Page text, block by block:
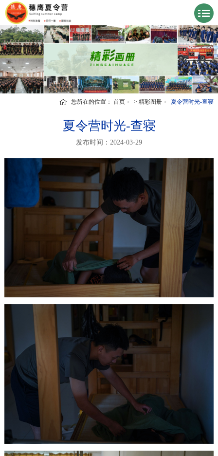
您所在的位置：首页 >精彩图册 夏令营时光-查寝
夏令营时光-查寝
发布时间：2024-03-29